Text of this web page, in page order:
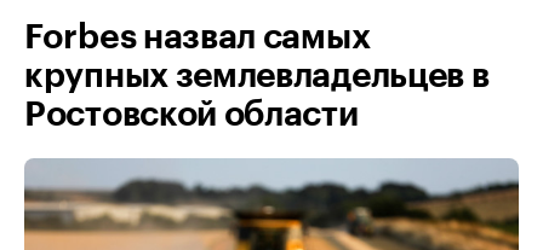
Forbes назвал самых
крупных землевладельцев в
Ростовской области